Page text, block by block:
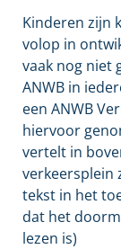
Kinderen zijn
volop in
vaak nog niet
ANWB in
een ANWB
hiervoor
vertelt in
verkeersplein
tekst in het
dat het
lezen is)